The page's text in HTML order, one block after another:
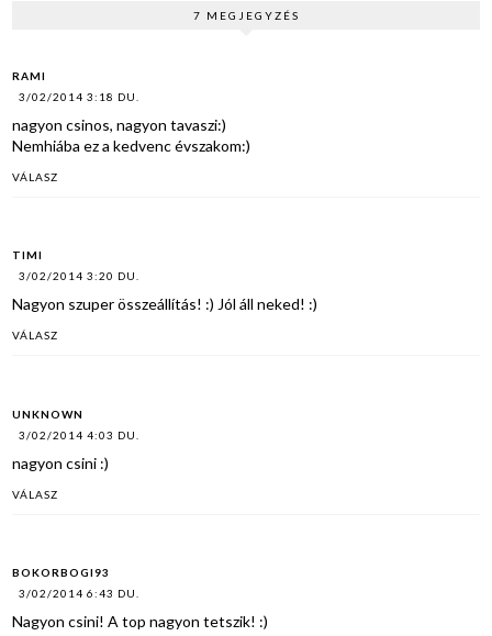
7 MEGJEGYZÉS
RAMI
3/02/2014 3:18 DU.
nagyon csinos, nagyon tavaszi:)
Nemhiába ez a kedvenc évszakom:)
VÁLASZ
TIMI
3/02/2014 3:20 DU.
Nagyon szuper összeállítás! :) Jól áll neked! :)
VÁLASZ
UNKNOWN
3/02/2014 4:03 DU.
nagyon csini :)
VÁLASZ
BOKORBOGI93
3/02/2014 6:43 DU.
Nagyon csini! A top nagyon tetszik! :)